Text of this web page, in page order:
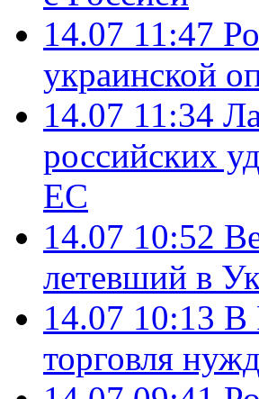
14.07 11:47
украинской
14.07 11:34
российских
ЕС
14.07 10:52
летевший в
14.07 10:13 В
торговля